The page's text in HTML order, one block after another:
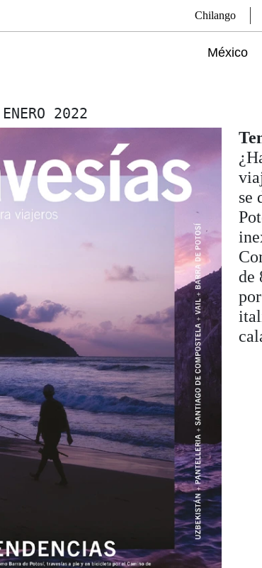
Chilango
México
2022
se
de